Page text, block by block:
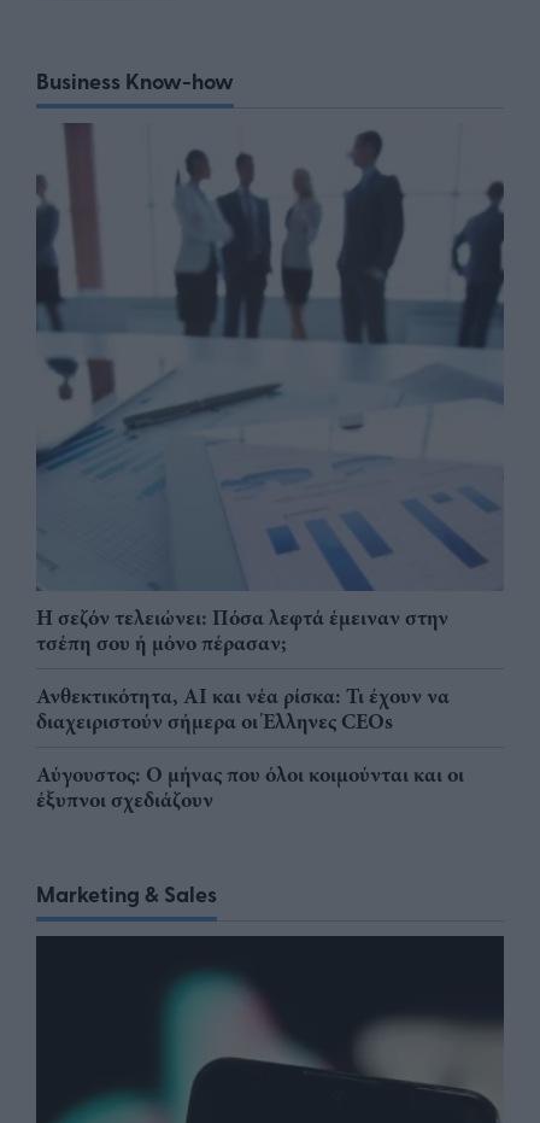
Business Know-how
Η σεζόν τελειώνει: Πόσα λεφτά έμειναν στην
τσέπη σου ή μόνο πέρασαν;
Ανθεκτικότητα, AI και νέα ρίσκα: Τι έχουν να
διαχειριστούν σήμερα οι Έλληνες CEOs
Αύγουστος: Ο μήνας που όλοι κοιμούνται και οι
έξυπνοι σχεδιάζουν
Marketing & Sales